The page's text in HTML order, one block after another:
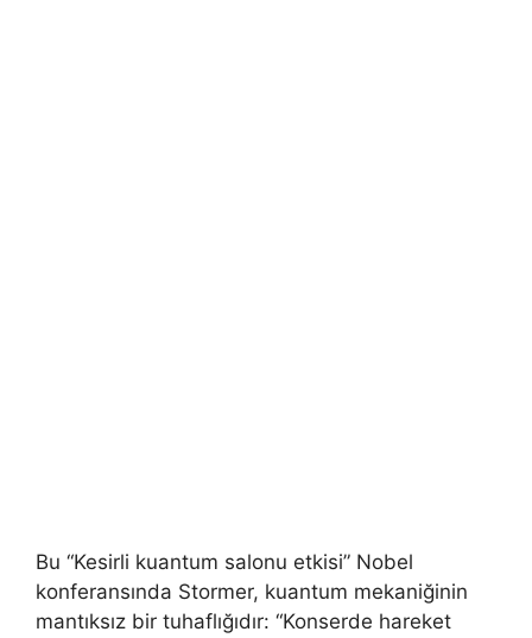
Bu “Kesirli kuantum salonu etkisi” Nobel
konferansında Stormer, kuantum mekaniğinin
mantıksız bir tuhaflığıdır: “Konserde hareket